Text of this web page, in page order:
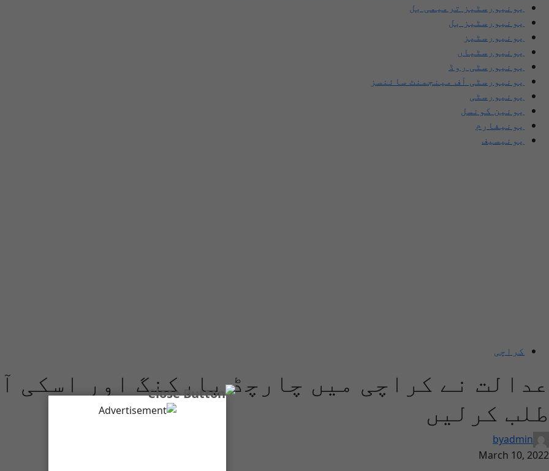
یونیورسٹیز ترمیمی بل
یونیورسٹیز بل
یونیورسٹیز
یونیورسٹیاں
یونیورسٹی روڈ
یونیورسٹی آف مینجمنٹ سائنسز
یونیورسٹی
یونین کونسل
یونیفارم
یونیسیف
کراچی
عدالت نے کراچی میں چارچڈ پارکنگ اور اسکی
طلب کرلیں
byadmin
March 10, 2022